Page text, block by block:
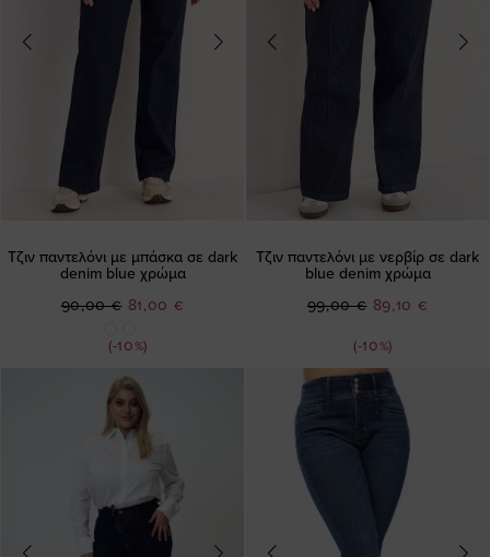
Τζιν παντελόνι με μπάσκα σε dark
denim blue χρώμα
(-10%)
Ειδική
81,00 €
90,00 €
Τζιν παντελόνι με νερβίρ σε dark
blue denim χρώμα
(-10%)
Ειδική
89,10 €
99,00 €